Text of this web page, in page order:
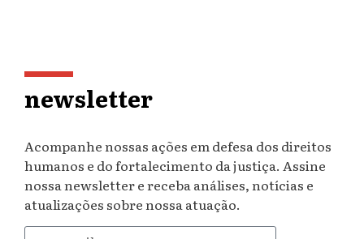
newsletter
Acompanhe nossas ações em defesa dos direitos
humanos e do fortalecimento da justiça. Assine
nossa newsletter e receba análises, notícias e
atualizações sobre nossa atuação.